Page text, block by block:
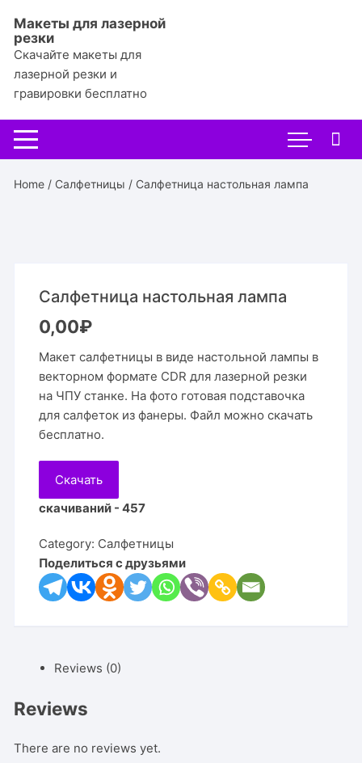
содержимому
Макеты для лазерной
резки
Скачайте макеты для
лазерной резки и
гравировки бесплатно
Home / Салфетницы / Салфетница настольная лампа
Салфетница настольная лампа
0,00₽
Макет салфетницы в виде настольной лампы в
векторном формате CDR для лазерной резки
на ЧПУ станке. На фото готовая подставочка
для салфеток из фанеры. Файл можно скачать
бесплатно.
Скачать
скачиваний - 457
Category: Салфетницы
Поделиться с друзьями
Reviews (0)
Reviews
There are no reviews yet.